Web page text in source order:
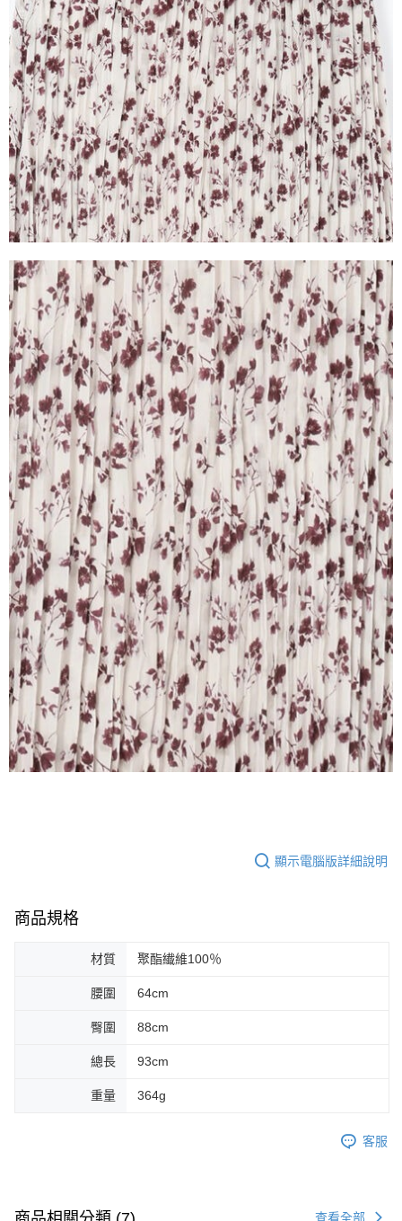
顯示電腦版詳細說明
商品規格
材質 聚酯纎維100％
腰圍 64cm
臀圍 88cm
總長 93cm
重量 364g
客服
查看全部